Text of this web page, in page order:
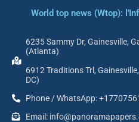
World top news (Wtop):
6235 Sammy Dr, Gainesville,
(Atlanta)
6912 Traditions Trl,
DC)
Phone / WhatsApp:
Email: